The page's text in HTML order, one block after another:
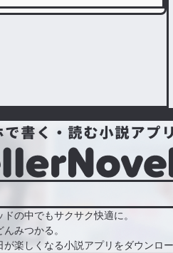
の中でもサクサク快適に。
みつかる。
が楽しくなる小説アプリをダウンロー